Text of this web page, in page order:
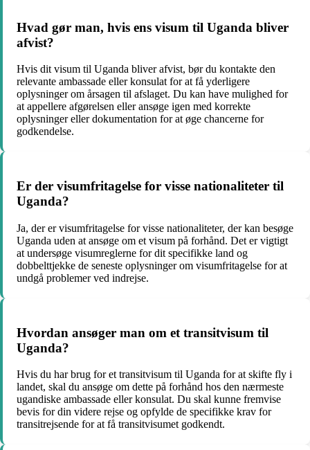
Hvad gør man, hvis ens visum til Uganda bliver
afvist?
Hvis dit visum til Uganda bliver afvist, bør du kontakte den
relevante ambassade eller konsulat for at få yderligere
oplysninger om årsagen til afslaget. Du kan have mulighed for
at appellere afgørelsen eller ansøge igen med korrekte
oplysninger eller dokumentation for at øge chancerne for
godkendelse.
Er der visumfritagelse for visse nationaliteter til
Uganda?
Ja, der er visumfritagelse for visse nationaliteter, der kan besøge
Uganda uden at ansøge om et visum på forhånd. Det er vigtigt
at undersøge visumreglerne for dit specifikke land og
dobbelttjekke de seneste oplysninger om visumfritagelse for at
undgå problemer ved indrejse.
Hvordan ansøger man om et transitvisum til
Uganda?
Hvis du har brug for et transitvisum til Uganda for at skifte fly i
landet, skal du ansøge om dette på forhånd hos den nærmeste
ugandiske ambassade eller konsulat. Du skal kunne fremvise
bevis for din videre rejse og opfylde de specifikke krav for
transitrejsende for at få transitvisumet godkendt.